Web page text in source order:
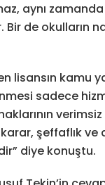
aynı
de okulların
lisansın kamu
sadece
karar, şeffaflık
diye konuştu.